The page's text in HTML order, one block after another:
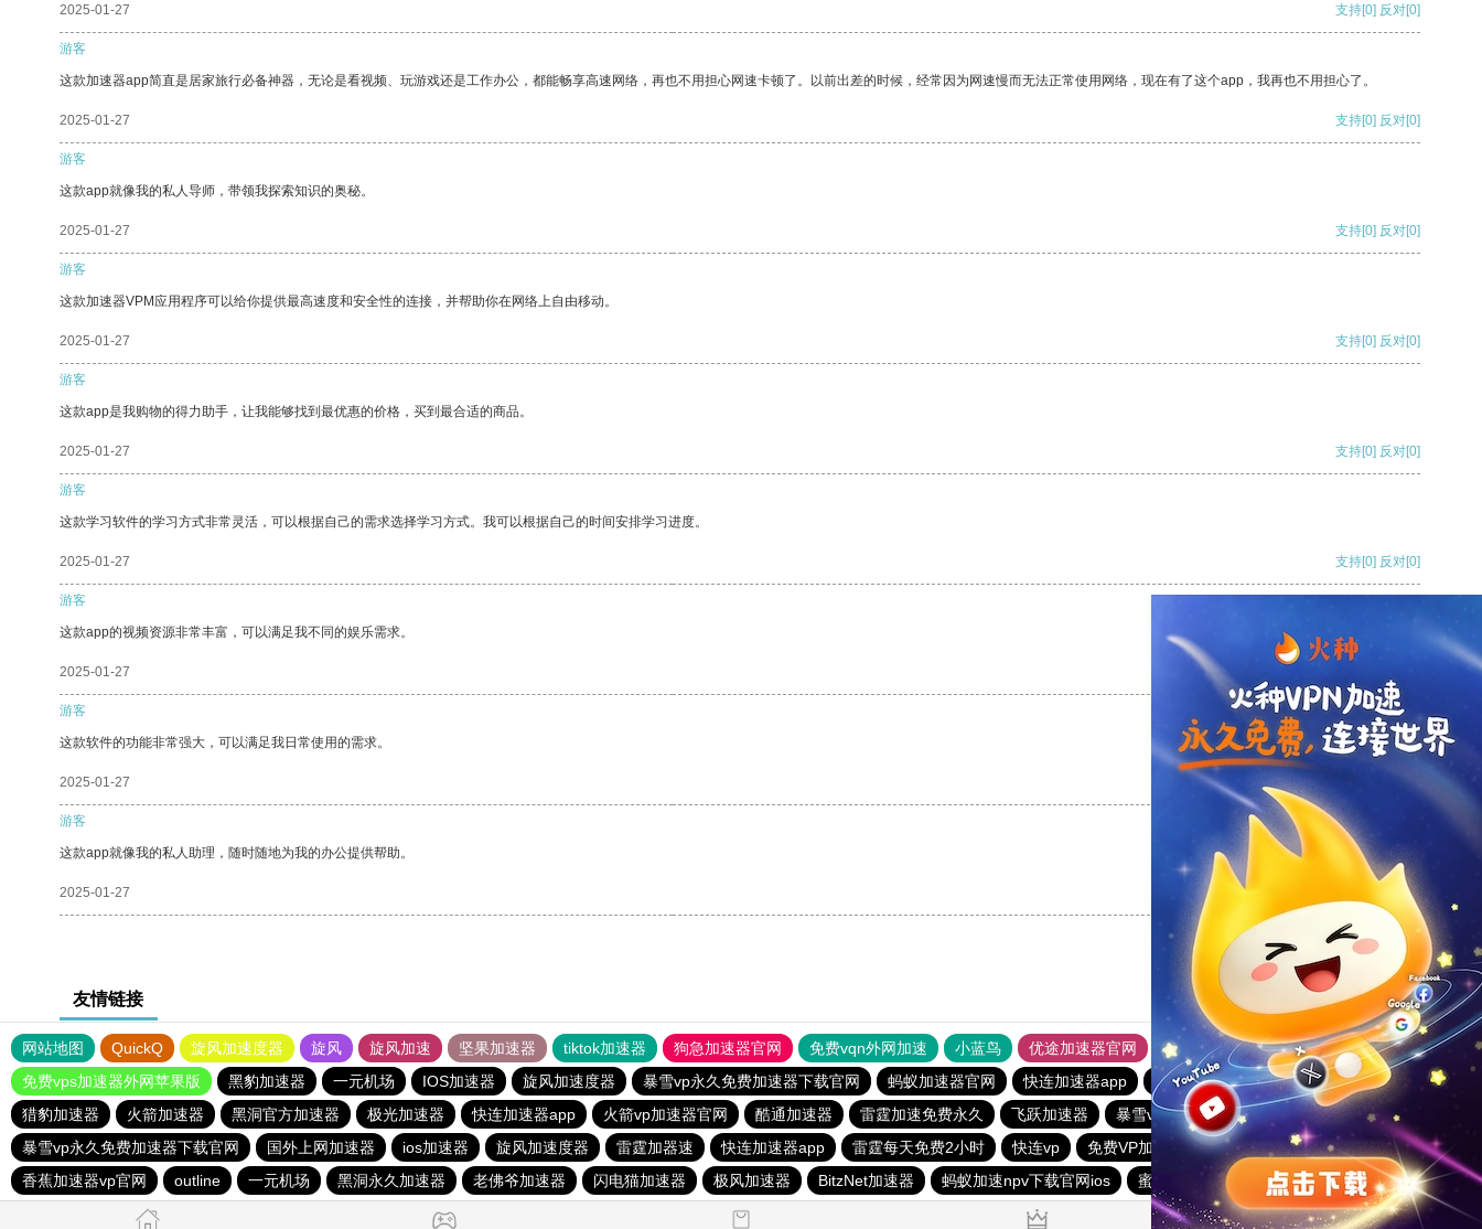
2025-01-27 支持[0] 反对[0]
游客
这款加速器app简直是居家旅行必备神器，无论是看视频、玩游戏还是工作办公，都能畅享高速网络，再也不用担心网速卡顿了。以前出差的时候，经常因为网速慢而无法正常使用网络，现在有了这个app，我再也不用担心了。
2025-01-27 支持[0] 反对[0]
游客
这款app就像我的私人导师，带领我探索知识的奥秘。
2025-01-27 支持[0] 反对[0]
游客
这款加速器VPM应用程序可以给你提供最高速度和安全性的连接，并帮助你在网络上自由移动。
2025-01-27 支持[0] 反对[0]
游客
这款app是我购物的得力助手，让我能够找到最优惠的价格，买到最合适的商品。
2025-01-27 支持[0] 反对[0]
游客
这款学习软件的学习方式非常灵活，可以根据自己的需求选择学习方式。我可以根据自己的时间安排学习进度。
2025-01-27 支持[0] 反对[0]
游客
这款app的视频资源非常丰富，可以满足我不同的娱乐需求。
2025-01-27
游客
这款软件的功能非常强大，可以满足我日常使用的需求。
2025-01-27 反对
游客
这款app就像我的私人助理，随时随地为我的办公提供帮助。
2025-01-27 反对[0]
友情链接
网站地图 QuickQ 旋风加速度器 旋风 旋风加速 坚果加速器 tiktok加速器 狗急加速器官网 免费vqn外网加速 小蓝鸟 优途加速器官网 风驰加速器 旋风加速器
八戒看书
免费vps加速器外网苹果版
黑豹加速器 一元机场 IOS加速器 旋风加速度器 暴雪vp永久免费加速器下载官网 蚂蚁加速器官网 快连加速器app outline outline
海鸥加速器
猎豹加速器
火箭加速器 黑洞官方加速器 极光加速器 快连加速器app 火箭vp加速器官网 酷通加速器 雷霆加速免费永久 飞跃加速器
暴雪vp永久免费加速器下载官网
暴雪vp永久免费加速器下载官网
国外上网加速器 ios加速器 旋风加速度器 雷霆加器速 快连加速器app 雷霆每天免费2小时 快连vp 免费VP加速器 免费vqn外网
老王vn加速器
香蕉加速器vp官网
outline 一元机场 黑洞永久加速器 老佛爷加速器 闪电猫加速器 极风加速器 BitzNet加速器 蚂蚁加速npv下载官网ios 蜜蜂加速器